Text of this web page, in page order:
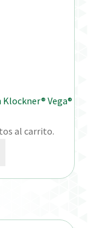
Vega®
al carrito.